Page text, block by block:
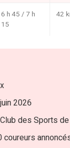
6 h 45 / 7 h
15
42
2026
des Sports
coureurs